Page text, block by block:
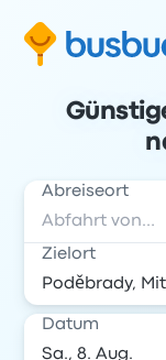
Abreiseort
Zielort
Datum